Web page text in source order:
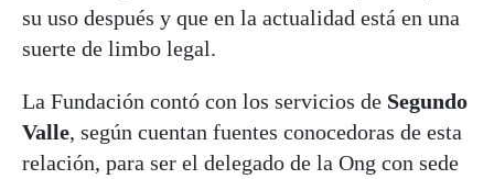
su uso después y que en la actualidad está en una
suerte de limbo legal.
La Fundación contó con los servicios de Segundo
Valle, según cuentan fuentes conocedoras de esta
relación, para ser el delegado de la Ong con sede